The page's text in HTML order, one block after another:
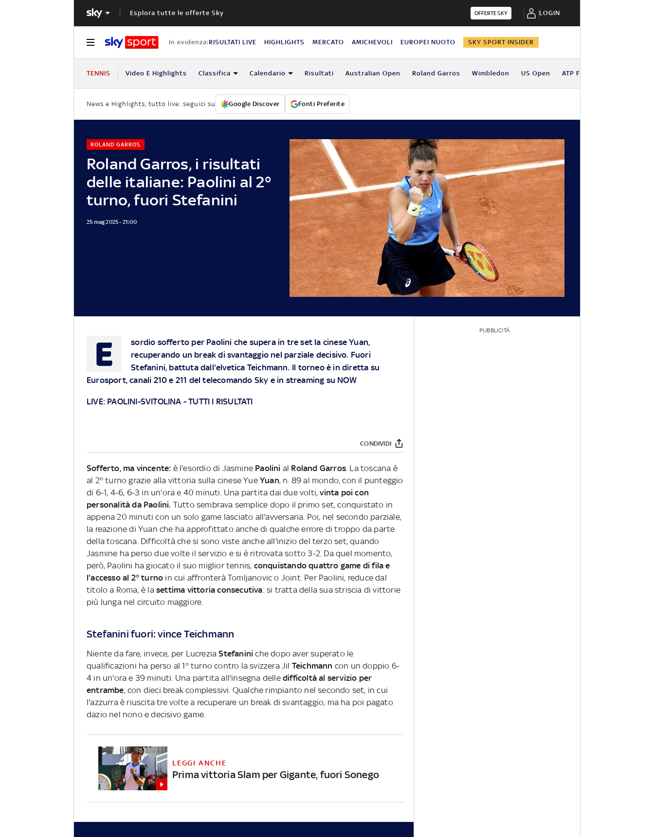
Esplora tutte le offerte Sky OFFERTE SKY LOGIN
In evidenza:RISULTATI LIVE HIGHLIGHTS MERCATO AMICHEVOLI EUROPEI NUOTO SKY SPORT INSIDER
TENNIS Video E Highlights Classifica Calendario Risultati Australian Open Roland Garros Wimbledon US Open ATP Finals
News e Highlights, tutto live: seguici su Google Discover Fonti Preferite
Roland Garros, i risultati
delle italiane: Paolini al 2°
turno, fuori Stefanini
ROLAND GARROS
25 mag 2025 - 21:00
E
sordio sofferto per Paolini che supera in tre set la cinese Yuan,
recuperando un break di svantaggio nel parziale decisivo. Fuori
Stefanini, battuta dall'elvetica Teichmann. Il torneo è in diretta su
Eurosport, canali 210 e 211 del telecomando Sky e in streaming su NOW
LIVE: PAOLINI-SVITOLINA -TUTTI I RISULTATI
CONDIVIDI
Sofferto, ma vincente: è l'esordio di Jasmine Paolini al Roland Garros. La toscana è
al 2° turno grazie alla vittoria sulla cinese Yue Yuan, n. 89 al mondo, con il punteggio
di 6-1, 4-6, 6-3 in un'ora e 40 minuti. Una partita dai due volti,vinta poi con
personalità da Paolini. Tutto sembrava semplice dopo il primo set, conquistato in
appena 20 minuti con un solo game lasciato all'avversaria. Poi, nel secondo parziale,
la reazione di Yuan che ha approfittato anche di qualche errore di troppo da parte
della toscana. Difficoltà che si sono viste anche all'inizio del terzo set, quando
Jasmine ha perso due volte il servizio e si è ritrovata sotto 3-2. Da quel momento,
però, Paolini ha giocato il suo miglior tennis, conquistando quattro game di fila e
l'accesso al 2° turno in cui affronterà Tomljanovic o Joint. Per Paolini, reduce dal
titolo a Roma, è la settima vittoria consecutiva: si tratta della sua striscia di vittorie
più lunga nel circuito maggiore.
Stefanini fuori: vince Teichmann
Niente da fare, invece, per LucreziaStefaniniche dopo aver superato le
qualificazioni ha perso al 1° turno contro la svizzera Jil Teichmann con un doppio 6-
4 in un'ora e 39 minuti. Una partita all'insegna delle difficoltà al servizio per
entrambe, con dieci break complessivi. Qualche rimpianto nel secondo set, in cui
l'azzurra è riuscita tre volte a recuperare un break di svantaggio, ma ha poi pagato
dazio nel nono e decisivo game.
LEGGI ANCHE
Prima vittoria Slam per Gigante, fuori Sonego
PUBBLICITÀ